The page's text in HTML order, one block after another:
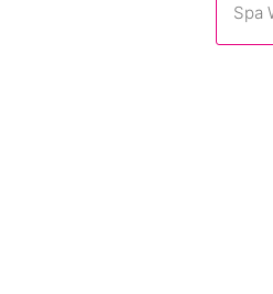
Spa